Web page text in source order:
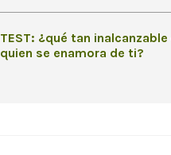
TEST: ¿qué tan
quien se enamora de ti?